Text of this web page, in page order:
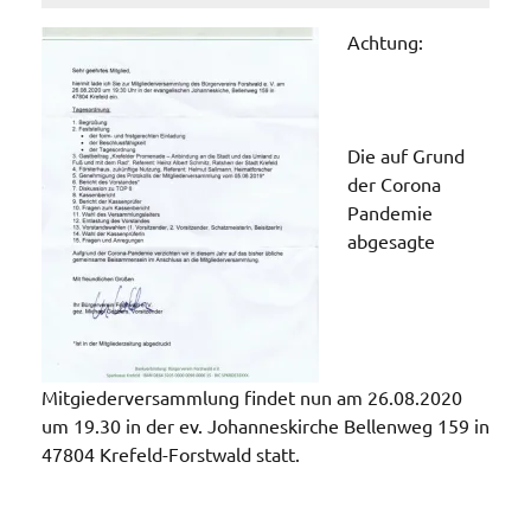
Achtung:
Die auf Grund
der Corona
Pandemie
abgesagte
Mitgiederversammlung findet nun am 26.08.2020
um 19.30 in der ev. Johanneskirche Bellenweg 159 in
47804 Krefeld-Forstwald statt.